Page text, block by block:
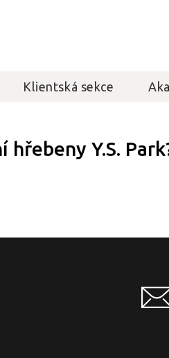
Klientská sekce
Y.S.